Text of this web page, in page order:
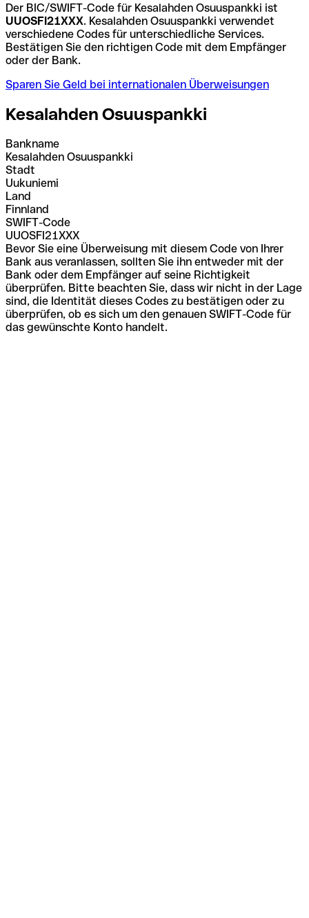
Der BIC/SWIFT-Code für Kesalahden Osuuspankki ist
UUOSFI21XXX. Kesalahden Osuuspankki verwendet
verschiedene Codes für unterschiedliche Services.
Bestätigen Sie den richtigen Code mit dem Empfänger
oder der Bank.
Sparen Sie Geld bei internationalen Überweisungen
Kesalahden Osuuspankki
Bankname
Kesalahden Osuuspankki
Stadt
Uukuniemi
Land
Finnland
SWIFT-Code
UUOSFI21XXX
Bevor Sie eine Überweisung mit diesem Code von Ihrer
Bank aus veranlassen, sollten Sie ihn entweder mit der
Bank oder dem Empfänger auf seine Richtigkeit
überprüfen. Bitte beachten Sie, dass wir nicht in der Lage
sind, die Identität dieses Codes zu bestätigen oder zu
überprüfen, ob es sich um den genauen SWIFT-Code für
das gewünschte Konto handelt.